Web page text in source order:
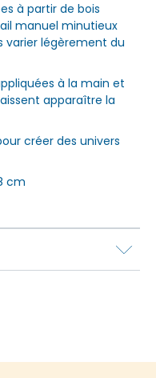
à partir de bois
manuel minutieux
varier légèrement du
à la main et
apparaître la
créer des univers
cm